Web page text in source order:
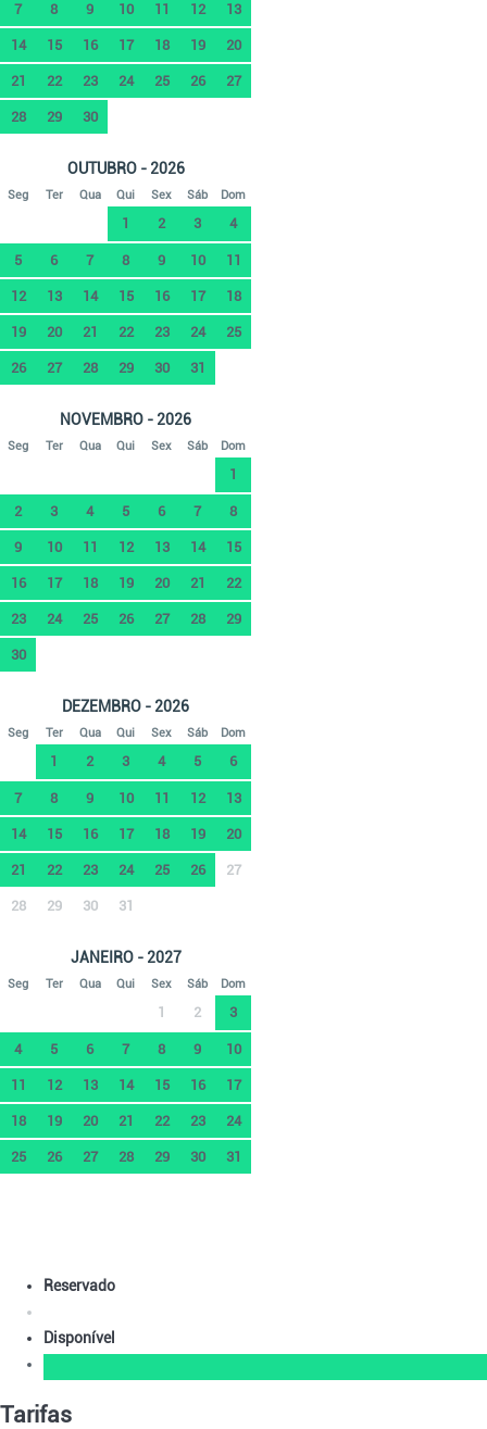
7 8 9 10 11 12 13
14 15 16 17 18 19 20
21 22 23 24 25 26 27
28 29 30
OUTUBRO - 2026
Seg Ter Qua Qui Sex Sáb Dom
1 2 3 4
5 6 7 8 9 10 11
12 13 14 15 16 17 18
19 20 21 22 23 24 25
26 27 28 29 30 31
NOVEMBRO - 2026
Seg Ter Qua Qui Sex Sáb Dom
1
2 3 4 5 6 7 8
9 10 11 12 13 14 15
16 17 18 19 20 21 22
23 24 25 26 27 28 29
30
DEZEMBRO - 2026
Seg Ter Qua Qui Sex Sáb Dom
1 2 3 4 5 6
7 8 9 10 11 12 13
14 15 16 17 18 19 20
21 22 23 24 25 26 27
28 29 30 31
JANEIRO - 2027
Seg Ter Qua Qui Sex Sáb Dom
1 2 3
4 5 6 7 8 9 10
11 12 13 14 15 16 17
18 19 20 21 22 23 24
25 26 27 28 29 30 31
Reservado
Disponível
Tarifas